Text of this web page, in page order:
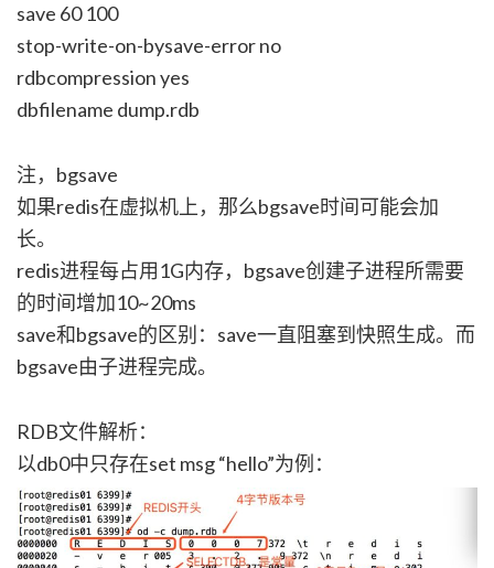
save 60 100
stop-write-on-bysave-error no
rdbcompression yes
dbfilename dump.rdb
注，bgsave
如果redis在虚拟机上，那么bgsave时间可能会加
长。
redis进程每占用1G内存，bgsave创建子进程所需要
的时间增加10~20ms
save和bgsave的区别：save一直阻塞到快照生成。而
bgsave由子进程完成。
RDB文件解析：
以db0中只存在set msg “hello”为例：